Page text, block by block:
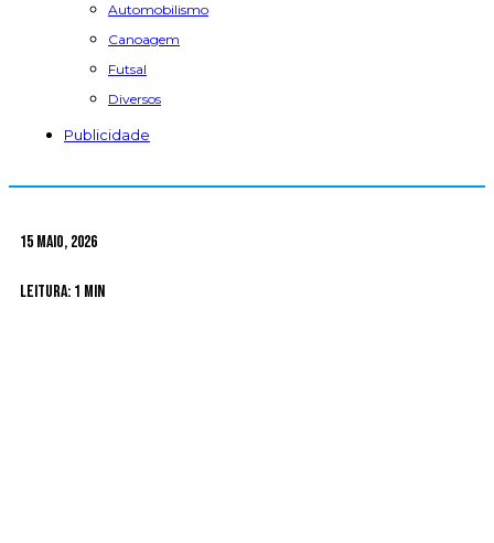
Automobilismo
Canoagem
Futsal
Diversos
Publicidade
15 Maio, 2026
Leitura: 1 min